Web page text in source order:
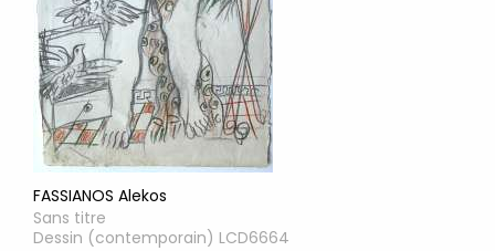
FASSIANOS Alekos
Sans titre
Dessin (contemporain) LCD6664